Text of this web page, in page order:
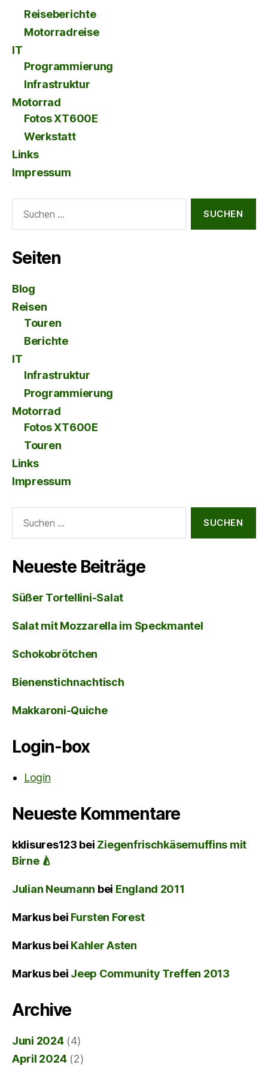
Reiseberichte
Motorradreise
IT
Programmierung
Infrastruktur
Motorrad
Fotos XT600E
Werkstatt
Links
Impressum
nach:
Seiten
Blog
Reisen
Touren
Berichte
IT
Infrastruktur
Programmierung
Motorrad
Fotos XT600E
Touren
Links
Impressum
nach:
Neueste Beiträge
Süßer Tortellini-Salat
Salat mit Mozzarella im Speckmantel
Schokobrötchen
Bienenstichnachtisch
Makkaroni-Quiche
Login-box
Login
Neueste Kommentare
kklisures123 bei Ziegenfrischkäsemuffins mit
Birne 🍐
Julian Neumann bei England 2011
Markusbei Fursten Forest
Markusbei Kahler Asten
Markusbei Jeep Community Treffen 2013
Archive
Juni 2024(4)
April 2024(2)